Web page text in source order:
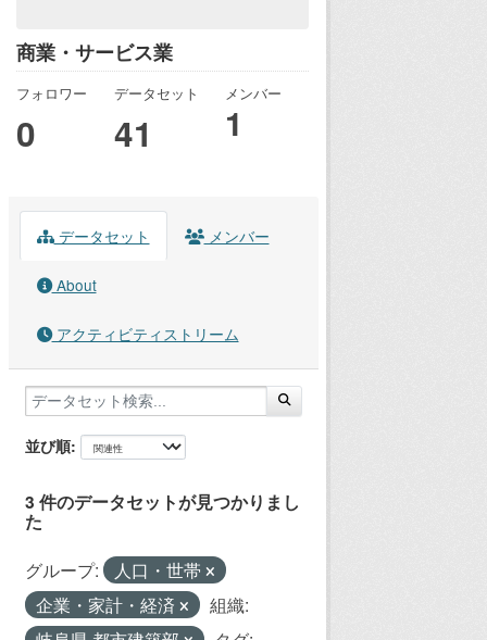
商業・サービス業
フォロワー
0
データセット
41
メンバー
1
データセット メンバー
About
アクティビティストリーム
並び順
3 件のデータセットが見つかりまし
た
グループ:
人口・世帯
企業・家計・経済
組織: